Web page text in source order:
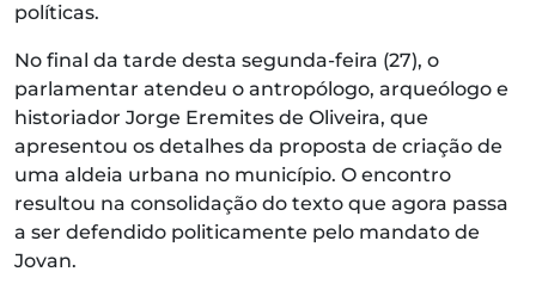
políticas.
No final da tarde desta segunda-feira (27), o
parlamentar atendeu o antropólogo, arqueólogo e
historiador Jorge Eremites de Oliveira, que
apresentou os detalhes da proposta de criação de
uma aldeia urbana no município. O encontro
resultou na consolidação do texto que agora passa
a ser defendido politicamente pelo mandato de
Jovan.